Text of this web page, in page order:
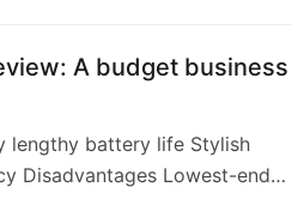
A budget business
lengthy battery life Stylish
Disadvantages Lowest-end